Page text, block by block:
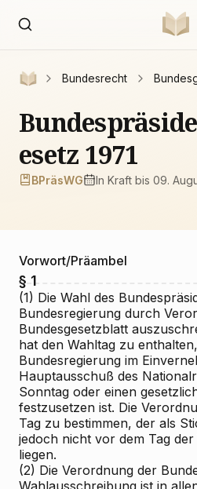
Bundesrecht
esetz 1971
BPräsWG In Kraft bis 09.
Vorwort/Präambel
§ 1
(1) Die Wahl des
Bundesregierung durch
Bundesgesetzblatt
hat den Wahltag zu
Bundesregierung im
Hauptausschuß des
Sonntag oder einen
festzusetzen ist. Die
Tag zu bestimmen, der als
jedoch nicht vor dem Tag
liegen.
(2) Die Verordnung der
Wahlausschreibung ist in